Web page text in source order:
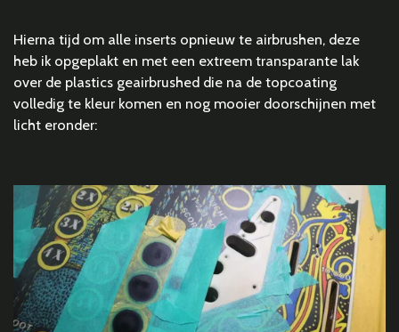
Hierna tijd om alle inserts opnieuw te airbrushen, deze
heb ik opgeplakt en met een extreem transparante lak
over de plastics geairbrushed die na de topcoating
volledig te kleur komen en nog mooier doorschijnen met
licht eronder: